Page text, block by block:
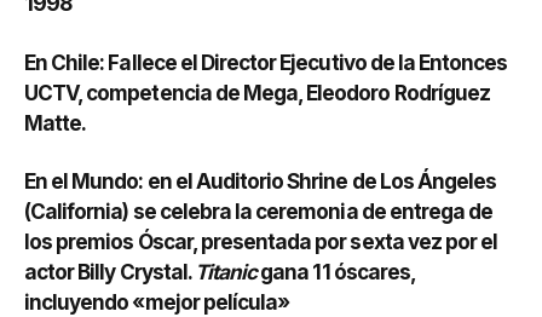
En Chile: Fallece el Director Ejecutivo de la Entonces
UCTV, competencia de Mega, Eleodoro Rodríguez
Matte.
En el Mundo: en el Auditorio Shrine de Los Ángeles
(California) se celebra la ceremonia de entrega de
los premios Óscar, presentada por sexta vez por el
actor Billy Crystal. Titanicgana 11 óscares,
incluyendo «mejor película»